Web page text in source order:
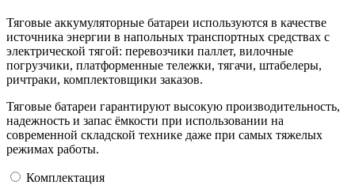
Тяговые аккумуляторные батареи используются в качестве
источника энергии в напольных транспортных средствах с
электрической тягой: перевозчики паллет, вилочные
погрузчики, платформенные тележки, тягачи, штабелеры,
ричтраки, комплектовщики заказов.
Тяговые батареи гарантируют высокую производительность,
надежность и запас ёмкости при использовании на
современной складской технике даже при самых тяжелых
режимах работы.
Комплектация